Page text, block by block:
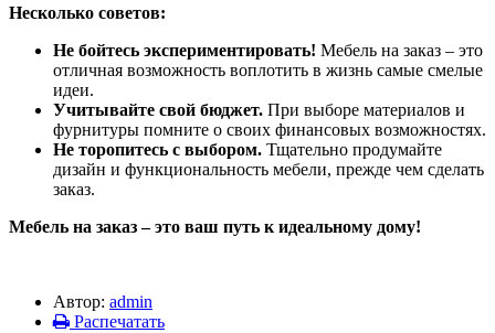
Несколько советов:
Не бойтесь экспериментировать! Мебель на заказ – это
отличная возможность воплотить в жизнь самые смелые
идеи.
Учитывайте свой бюджет. При выборе материалов и
фурнитуры помните о своих финансовых возможностях.
Не торопитесь с выбором. Тщательно продумайте
дизайн и функциональность мебели, прежде чем сделать
заказ.
Мебель на заказ – это ваш путь к идеальному дому!
Автор: admin
Распечатать